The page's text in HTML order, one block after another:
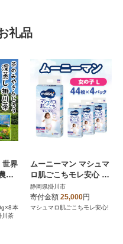
礼品
界
セ
本
川茶
ムーニーマン マシュマ
ロ肌ごこちモレ安心 女
の子 L 44枚×4パック
紙おむつ
静岡県掛川市
寄付金額 25,000円
マシュマロ肌ごこちモレ安心!